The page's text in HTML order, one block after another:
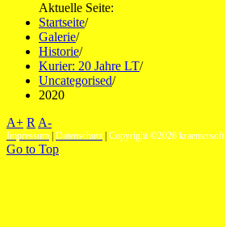
Aktuelle Seite:
Startseite/
Galerie/
Historie/
Kurier: 20 Jahre LT/
Uncategorised/
2020
A+ R A-
Impressum Datenschutz Copyright ©2026 kraemersoft
Go to Top